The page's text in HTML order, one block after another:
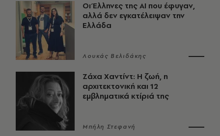
Οι Έλληνες της ΑΙ που έφυγαν,
αλλά δεν εγκατέλειψαν την
Ελλάδα
Λουκάς Βελιδάκης
Ζάχα Χαντίντ: Η ζωή, η
αρχιτεκτονική και 12
εμβληματικά κτίριά της
Μπήλη Στεφανή